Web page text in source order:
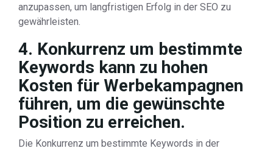
anzupassen, um langfristigen Erfolg in der SEO zu
gewährleisten.
4. Konkurrenz um bestimmte
Keywords kann zu hohen
Kosten für Werbekampagnen
führen, um die gewünschte
Position zu erreichen.
Die Konkurrenz um bestimmte Keywords in der